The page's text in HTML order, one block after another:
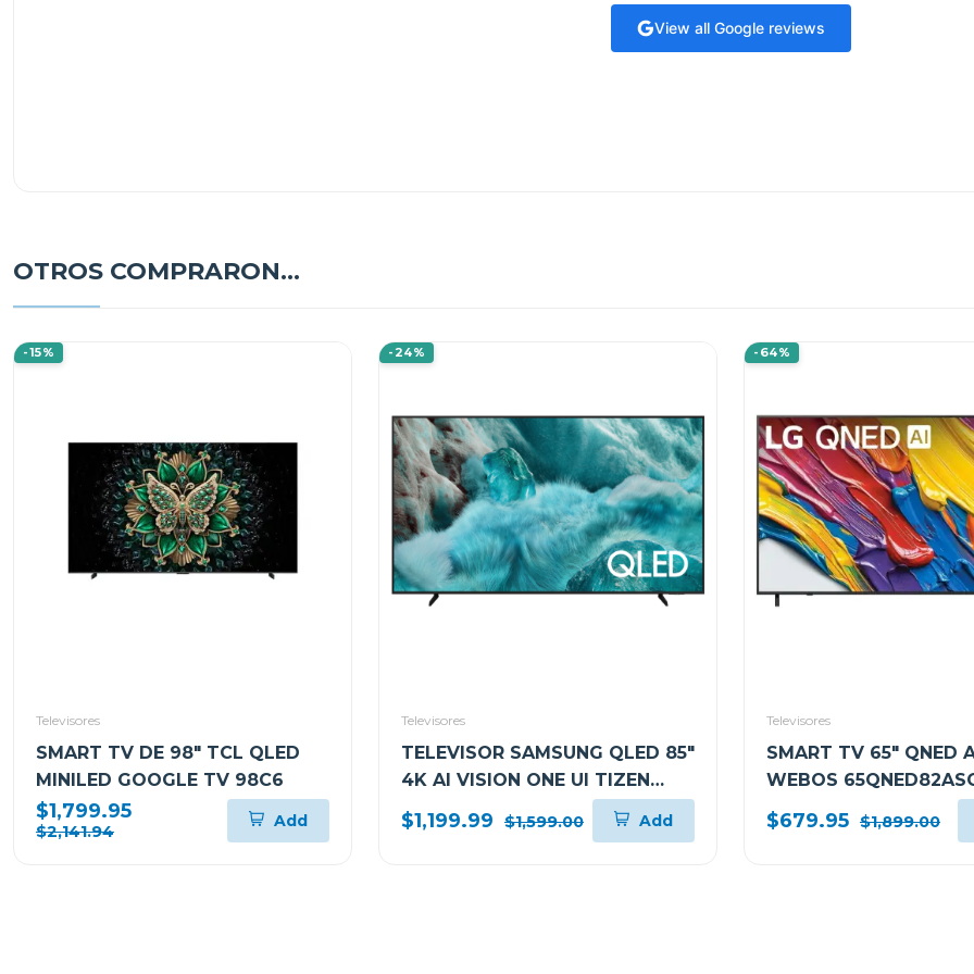
View all Google reviews
OTROS COMPRARON...
-15%
Televisores
SMART TV DE 98" TCL QLED
MINILED GOOGLE TV 98C6
$1,799.95
$2,141.94
Add
-24%
Televisores
TELEVISOR SAMSUNG QLED 85"
4K AI VISION ONE UI TIZEN
QN85Q7F
$1,199.99 $1,599.00 Add
-64%
Televisores
SMART TV 65" QNED
WEBOS
$679.95 $1,899.00